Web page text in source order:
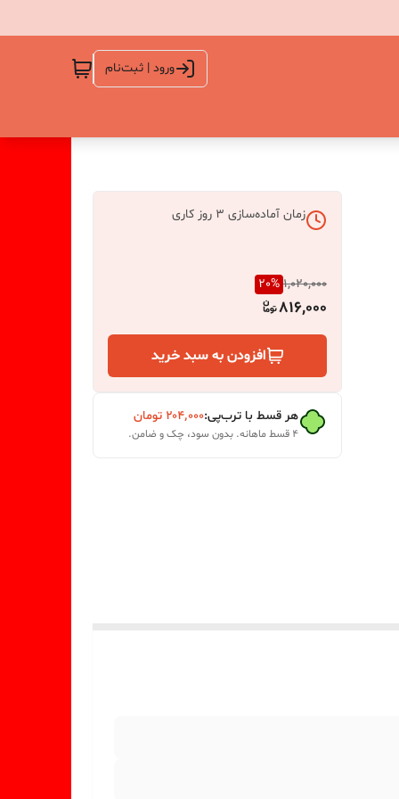
ورود | ثبت‌نام
زمان آماده‌سازی 3 روز کاری
1,020,000
20%
816,000
افزودن به سبد خرید
هر قسط با ترب‌پی:۲۰۴٬۰۰۰ تومان
۴ قسط ماهانه. بدون سود، چک و ضامن.